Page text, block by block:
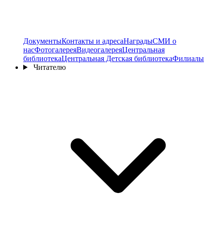
ДокументыКонтакты и адресаНаградыСМИ о
насФотогалереяВидеогалереяЦентральная
библиотекаЦентральная Детская библиотекаФилиалы
Читателю